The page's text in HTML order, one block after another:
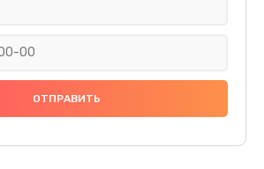
Ремонт подсветки